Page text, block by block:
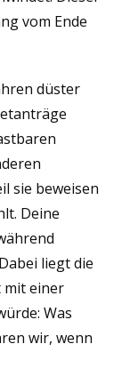
vom Ende
düster
sie beweisen
Deine
liegt die
mit einer
Was
wir, wenn